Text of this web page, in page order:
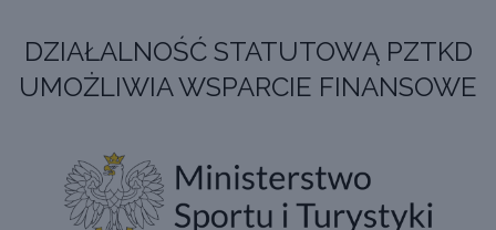
DZIAŁALNOŚĆ STATUTOWĄ PZTKD
UMOŻLIWIA WSPARCIE FINANSOWE